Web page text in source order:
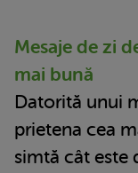
Mesaje de zi
mai bună
Datorită unui
prietena cea
simtă cât este